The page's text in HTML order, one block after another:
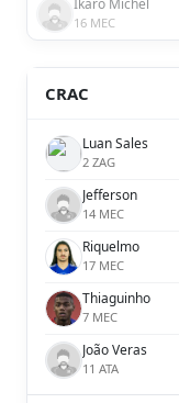
16 MEC
CRAC
Luan Sales
2 ZAG
Jefferson
14 MEC
Riquelmo
17 MEC
Thiaguinho
7 MEC
João Veras
11 ATA